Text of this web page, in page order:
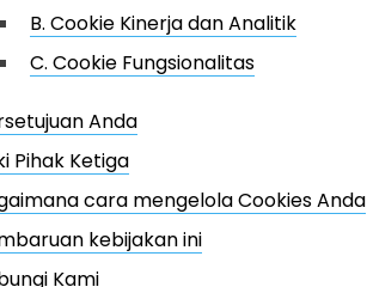
B. Cookie Kinerja dan Analitik
C. Cookie Fungsionalitas
Anda
Pihak Ketiga
cara mengelola Cookies Anda
kebijakan ini
Kami